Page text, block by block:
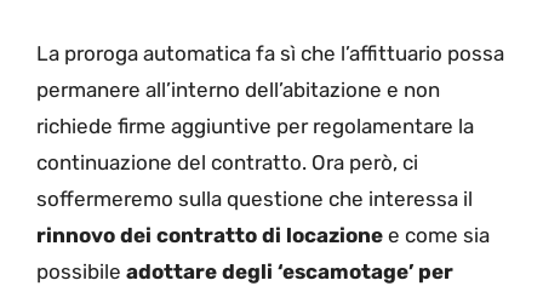
La proroga automatica fa sì che l’affittuario possa
permanere all’interno dell’abitazione e non
richiede firme aggiuntive per regolamentare la
continuazione del contratto. Ora però, ci
soffermeremo sulla questione che interessa il
rinnovo dei contratto di locazione e come sia
possibile adottare degli ‘escamotage’ per